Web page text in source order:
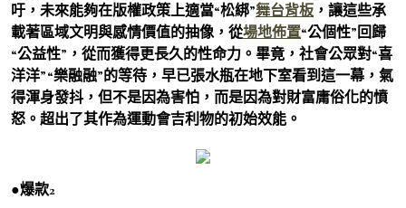
吁，未來能夠在版權政策上適當“松綁”舞台背板 ，讓這些承
載著區域文明與感情價值的抽像，從場地佈置“公個性”回歸
“公益性”，從而獲得更長久的性命力。畢竟，社會公眾對“喜
洋洋”“樂融融”的等待，早已張水瓶在地下室看到這一幕，氣
得渾身發抖，但不是因為害怕，而是因為對財富庸俗化的憤
怒。超出了其作為運動會吉利物的初始效能。
●爆款2